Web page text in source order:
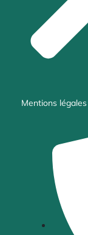
Mentions légales